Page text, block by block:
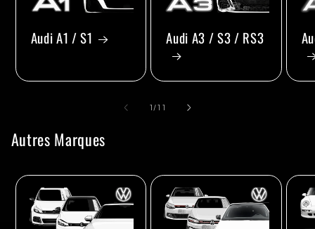
Audi A1 / S1 Audi A3 / S3 / RS3
1 /de
11
Autres Marques